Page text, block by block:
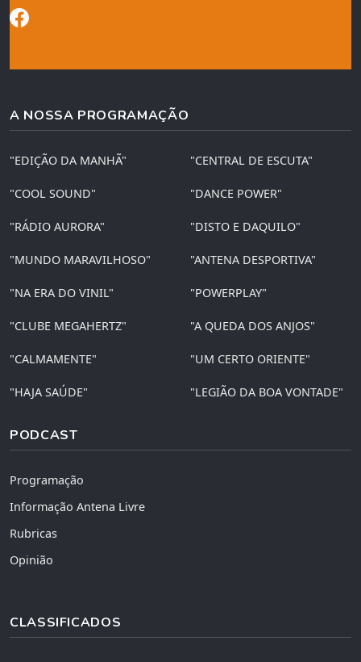
A NOSSA PROGRAMAÇÃO
"EDIÇÃO DA MANHÃ" "CENTRAL DE ESCUTA"
"COOL SOUND" "DANCE POWER"
"RÁDIO AURORA" "DISTO E DAQUILO"
"MUNDO MARAVILHOSO" "ANTENA DESPORTIVA"
"NA ERA DO VINIL" "POWERPLAY"
"CLUBE MEGAHERTZ" "A QUEDA DOS ANJOS"
"CALMAMENTE" "UM CERTO ORIENTE"
"HAJA SAÚDE" "LEGIÃO DA BOA VONTADE"
PODCAST
Programação
Informação Antena Livre
Rubricas
Opinião
CLASSIFICADOS